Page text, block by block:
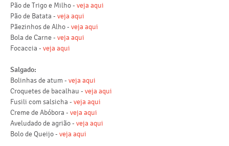
Pão de Trigo e Milho - veja aqui
Pão de Batata - veja aqui
Pãezinhos de Alho - veja aqui
Bola de Carne - veja aqui
Focaccia - veja aqui
Salgado:
Bolinhas de atum - veja aqui
Croquetes de bacalhau - veja aqui
Fusili com salsicha - veja aqui
Creme de Abóbora - veja aqui
Aveludado de agrião - veja aqui
Bolo de Queijo - veja aqui